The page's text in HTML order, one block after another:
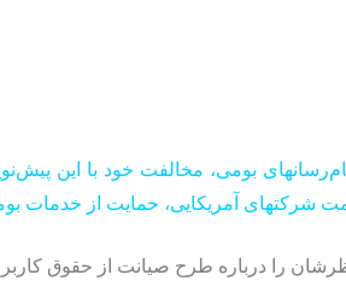
بومی، مخالفت خود با این
شرکتهای آمریکایی، حمایت از
را درباره طرح صیانت از حقوق